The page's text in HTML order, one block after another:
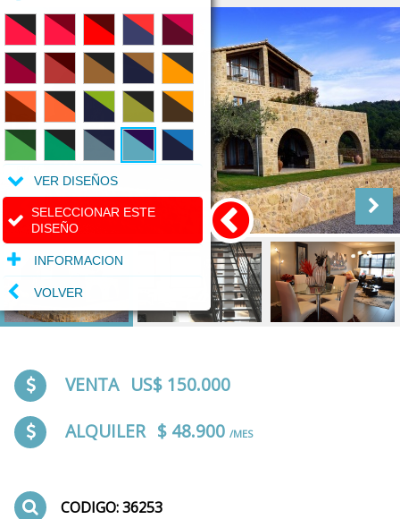
VER DISEÑOS
SELECCIONAR ESTE
DISEÑO
INFORMACION
VOLVER
VENTA US$ 150.000
ALQUILER $ 48.900 /MES
CODIGO: 36253